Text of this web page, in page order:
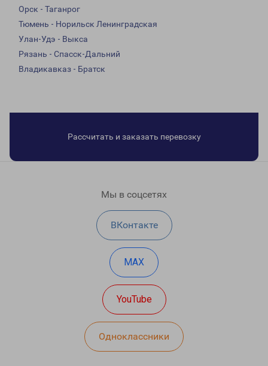
Орск - Таганрог
Тюмень - Норильск Ленинградская
Улан-Удэ - Выкса
Рязань - Спасск-Дальний
Владикавказ - Братск
Рассчитать и заказать перевозку
Мы в соцсетях
ВКонтакте
MAX
YouTube
Одноклассники